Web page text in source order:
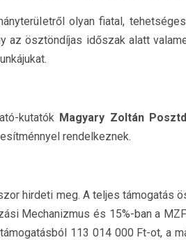
olyan fiatal,
az ösztöndíjas időszak alatt
kutatók Magyary Zoltán
rendelkeznek.
hirdeti meg. A teljes támogatás
Mechanizmus és 15%-ban a
113 014 000 Ft-ot, a